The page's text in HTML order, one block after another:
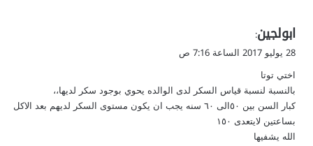
ي
ق
ل
ابولجين:
28 يوليو 2017 الساعة 7:16 ص
اختي توتا
بالنسبة لنسبة قياس السكر لدى الوالده يحوي بوجود سكر لديها،،
كبار السن بين ٥٠الى ٦٠ سنه يجب ان يكون مستوى السكر لديهم بعد الاكل
بساعتين لايتعدى ١٥٠
الله يشفيها